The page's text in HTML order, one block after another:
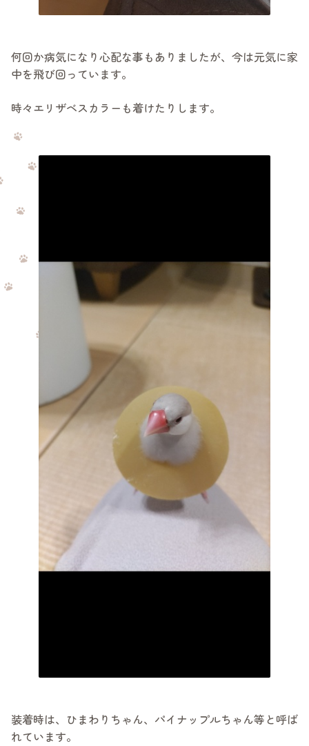
何回か病気になり心配な事もありましたが、今は元気に家
中を飛び回っています。
時々エリザベスカラーも着けたりします。
装着時は、ひまわりちゃん、パイナップルちゃん等と呼ば
れています。